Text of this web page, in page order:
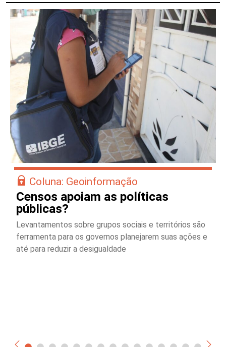
Coluna: Geoinformação
Censos apoiam as políticas
públicas?
Levantamentos sobre grupos sociais e territórios são
ferramenta para os governos planejarem suas ações e
até para reduzir a desigualdade